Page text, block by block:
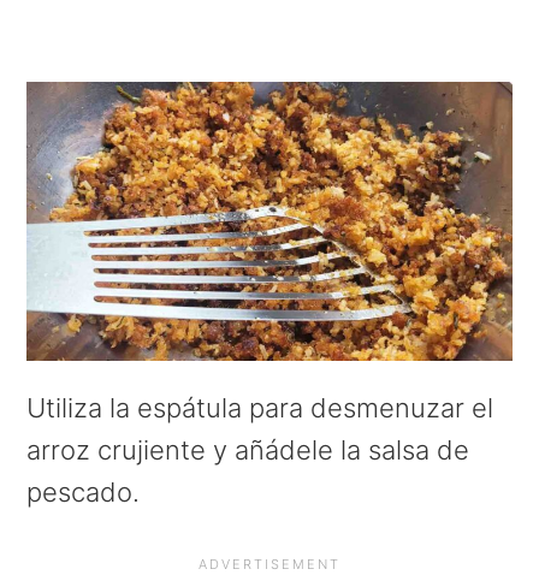
Utiliza la espátula para desmenuzar el
arroz crujiente y añádele la salsa de
pescado.